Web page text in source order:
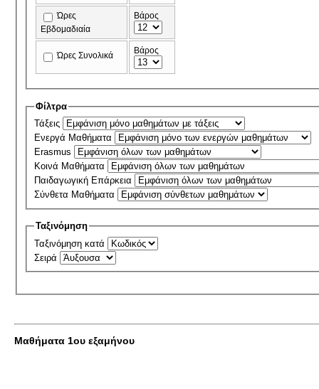
Ώρες
Εβδομαδιαία
Βάρος
Ώρες Συνολικά Βάρος
Φίλτρα
Τάξεις
Ενεργά Μαθήματα
Erasmus
Κοινά Μαθήματα
Παιδαγωγική Επάρκεια
Σύνθετα Μαθήματα
Ταξινόμηση
Ταξινόμηση κατά
Σειρά
Μαθήματα 1ου εξαμήνου